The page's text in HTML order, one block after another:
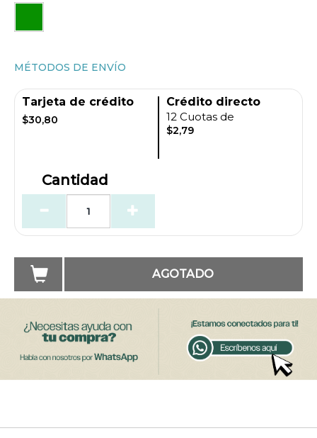
MÉTODOS DE ENVÍO
Tarjeta de crédito
$30,80
Crédito directo
12 Cuotas de
$2,79
Cantidad
AGOTADO